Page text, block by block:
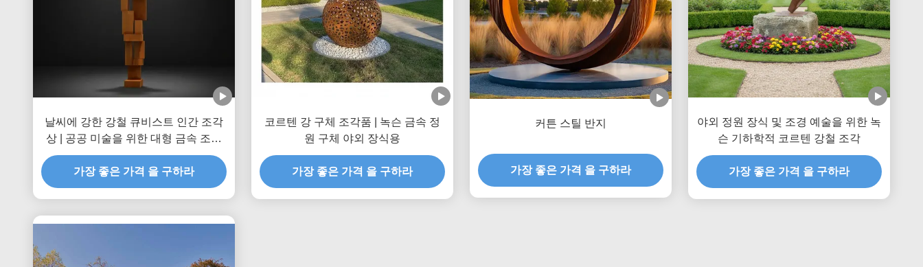
날씨에 강한 강철 큐비스트 인간 조각
상 | 공공 미술을 위한 대형 금속 조각
품
가장 좋은 가격 을 구하라
코르텐 강 구체 조각품 | 녹슨 금속 정
원 구체 야외 장식용
가장 좋은 가격 을 구하라
커튼 스틸 반지
가장 좋은 가격 을 구하라
야외 정원 장식 및 조경 예술을 위한 녹
슨 기하학적 코르텐 강철 조각
가장 좋은 가격 을 구하라